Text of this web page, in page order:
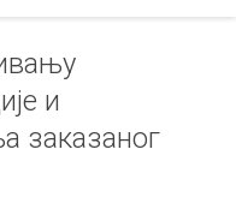
и
заказаног